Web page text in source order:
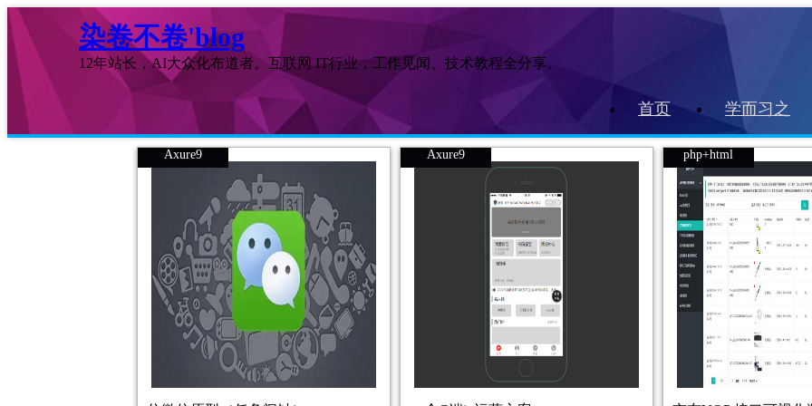
染卷不卷'blog
12年站长，AI大众化布道者。互联网 IT行业，工作见闻、技术教程全分享。
首页 学而习之
Axure9 Axure9 php+html